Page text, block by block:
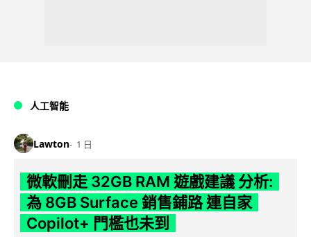
人工智能
Lawton 1 日
微軟刪走 32GB RAM 遊戲建議 分析:
為 8GB Surface 銷售鋪路 連自家
Copilot+ 門檻也未到